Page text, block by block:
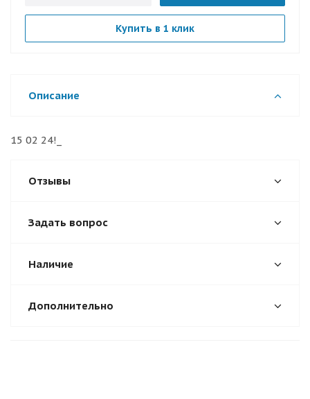
Купить в 1 клик
Описание
15 02 24!_
Отзывы
Задать вопрос
Наличие
Дополнительно